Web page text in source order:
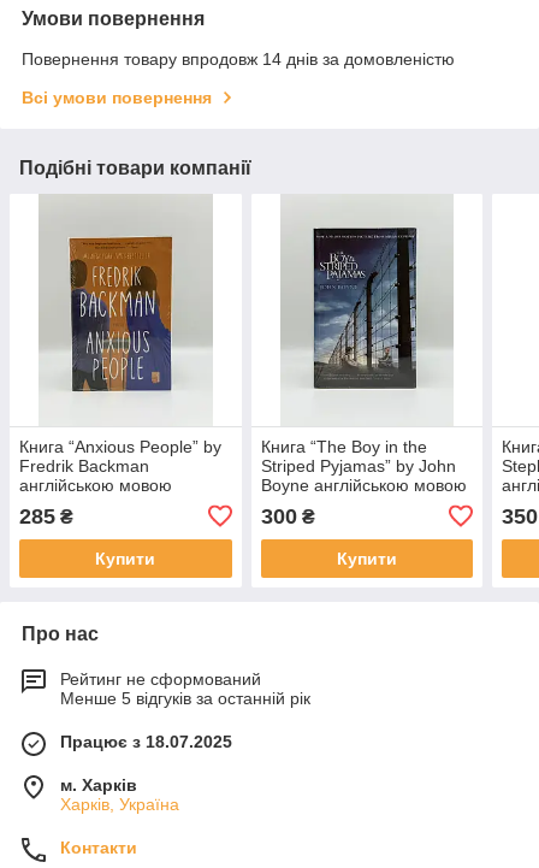
Умови повернення
Повернення товару впродовж 14 днів за домовленістю
Всі умови повернення
Подібні товари компанії
Книга “Anxious People” by
Fredrik Backman
англійською мовою
285 ₴
Купити
Книга “The Boy in the
Striped Pyjamas” by John
Boyne англійською мовою
300₴
Купити
350
Про нас
Рейтинг не сформований
Менше 5 відгуків за останній рік
Працює з 18.07.2025
м. Харків
Харків, Україна
Контакти